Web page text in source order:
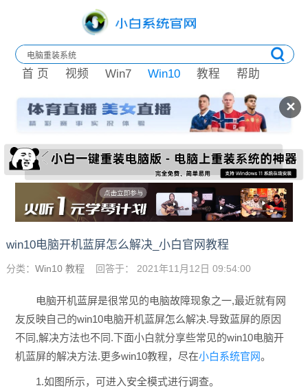
✕
首 页 视频 Win7 Win10 教程 帮助
win10电脑开机蓝屏怎么解决_小白官网教程
分类： Win10 教程 回答于： 2021年11月12日 09:54:00
电脑开机蓝屏是很常见的电脑故障现象之一,最近就有网
友反映自己的win10电脑开机蓝屏怎么解决.导致蓝屏的原因
不同,解决方法也不同.下面小白就分享些常见的win10电脑开
机蓝屏的解决方法.更多win10教程，尽在小白系统官网。
1.如图所示，可进入安全模式进行调查。